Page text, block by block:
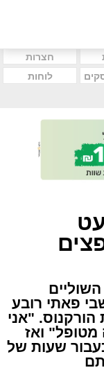
חצרות
לוחות
פאתי רובע
"אני
ואז
שעות של